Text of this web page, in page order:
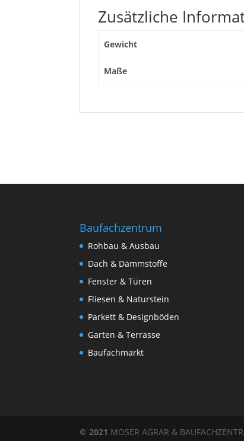
Zusätzliche
Gewicht
Maße
Baufachzentrum
Rohbau & Ausbau
Dach & Dämmstoffe
Fenster & Türen
Fliesen & Naturstein
Parkett & Designböden
Garten & Terrasse
Baufachmarkt
© 2021 MOSER AGRAR &